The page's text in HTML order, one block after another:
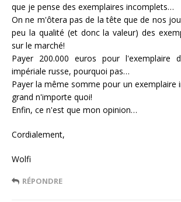
que je pense des exemplaires incomplets…
On ne m'ôtera pas de la tête que de nos
peu la qualité (et donc la valeur) des
sur le marché!
Payer 200.000 euros pour l'exemplaire
impériale russe, pourquoi pas…
Payer la même somme pour un exemplaire
grand n'importe quoi!
Enfin, ce n'est que mon opinion…
Cordialement,
Wolfi
RÉPONDRE